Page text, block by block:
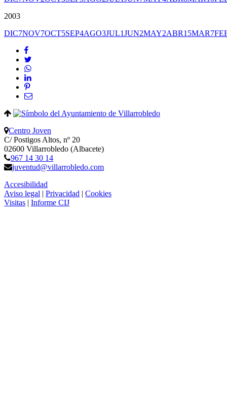
2003
DIC7NOV7OCT5SEP4AGO3JUL1JUN2MAY2ABR15MAR7
Centro Joven
C/ Postigos Altos, nº 20
02600 Villarrobledo (Albacete)
967 14 30 14
juventud@villarrobledo.com
Accesibilidad
Aviso legal | Privacidad | Cookies
Visitas | Informe CIJ